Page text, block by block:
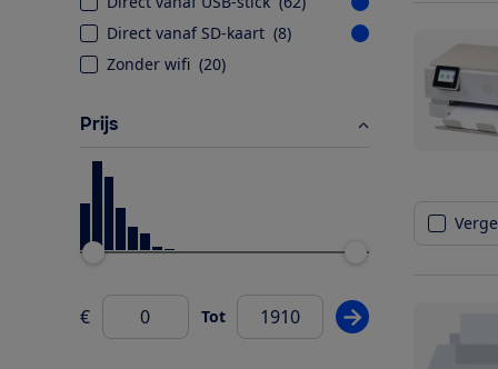
Direct vanaf SD-kaart (8)
Zonder wifi (20)
Prijs
€
Van Tot Pas prijsfilter